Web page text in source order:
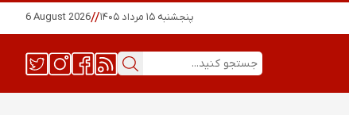
پنجشنبه ۱۵ مرداد ۱۴۰۵ //
6 August 2026